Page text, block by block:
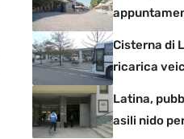
Cisterna di
ricarica
Latina,
asili nido